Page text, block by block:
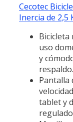
Cecotec
Inercia de 2,5
Bicicleta
uso
y
Pantalla
tablet y